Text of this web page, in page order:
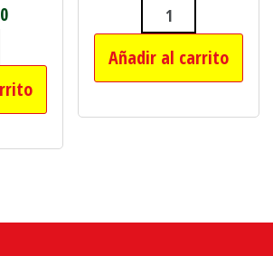
COSMETICA CAJA COLOR
RAMO DE
Añadir al carrito